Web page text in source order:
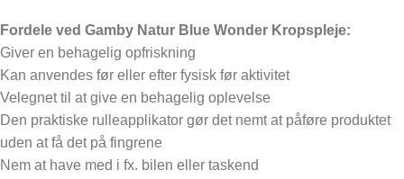
Fordele ved Gamby Natur Blue Wonder Kropspleje:
Giver en behagelig opfriskning
Kan anvendes før eller efter fysisk før aktivitet
Velegnet til at give en behagelig oplevelse
Den praktiske rulleapplikator gør det nemt at påføre produktet
uden at få det på fingrene
Nem at have med i fx. bilen eller taskend